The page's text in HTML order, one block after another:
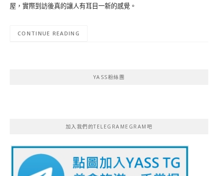
屋，實際到訪後真的讓人有耳目一新的感覺。
CONTINUE READING
YASS粉絲團
加入我們的TELEGRAMEGRAM吧